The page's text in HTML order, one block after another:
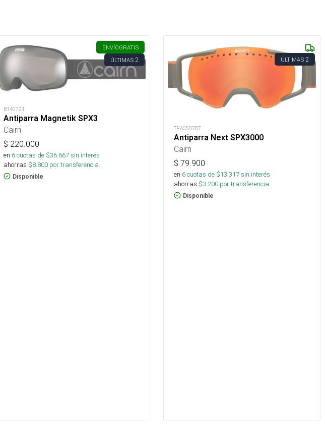
ENVÍOGRATIS
ÚLTIMAS 2
B140721
Antiparra Magnetik SPX3
Cairn
$ 220.000
en 6cuotas de $36.667sin interés
ahorras $8.800 por transferencia.
Disponible
ÚLTIMAS 2
TRA050787
Antiparra Next SPX3000
Cairn
$ 79.900
en 6cuotas de $13.317sin interés
ahorras $3.200 por transferencia.
Disponible